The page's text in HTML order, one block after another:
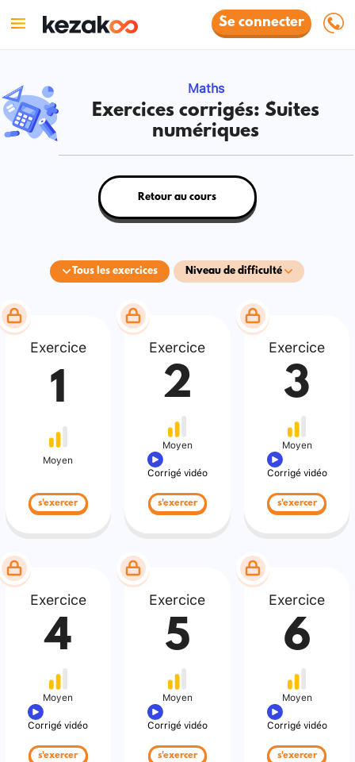
Se connecter
Maths
Exercices corrigés: Suites
numériques
Tous les exercices Niveau de difficulté
Retour au cours
Exercice
1
Moyen
s'exercer
Exercice
2
Moyen
Corrigé vidéo
s'exercer
Exercice
3
Moyen
Corrigé vidéo
s'exercer
Exercice
4
Moyen
Corrigé vidéo
s'exercer
Exercice
5
Moyen
Corrigé vidéo
s'exercer
Exercice
6
Moyen
Corrigé vidéo
s'exercer